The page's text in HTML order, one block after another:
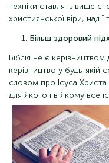
техніки ставлять вище
християнської віри, надії
Більш здоровий
Біблія не є керівництвом
керівництво у будь-
словом про Ісуса
для Якого і в Якому все